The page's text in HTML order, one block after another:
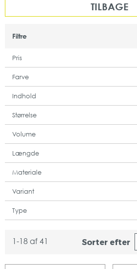
1-18 af 41 Sorter efter
TILBAGE
Filtre
Pris
Farve
Indhold
Størrelse
Volume
Længde
Materiale
Variant
Type